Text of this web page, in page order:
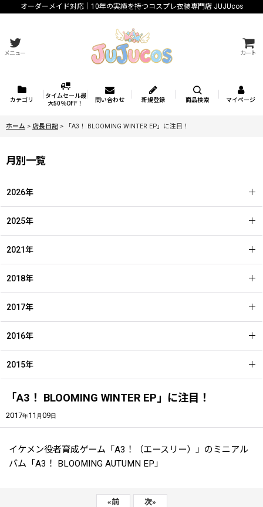
オーダーメイド対応｜10年の実績を持つコスプレ衣装専門店 JUJUcos
メニュー カート
カテゴリ
タイムセール最
大50％OFF！
問い合わせ 新規登録 商品検索 マイページ
ホーム > 店長日記 > 「A3！ BLOOMING WINTER EP」に注目！
「A3！ BLOOMING WINTER EP」に注目！
2017年11 月09日
イケメン役者育成ゲーム「A3！（エースリー）」のミニアル
バム「A3！ BLOOMING AUTUMN EP」
«前 次»
月別一覧
2026年
2025年
2021年
2018年
2017年
2016年
2015年